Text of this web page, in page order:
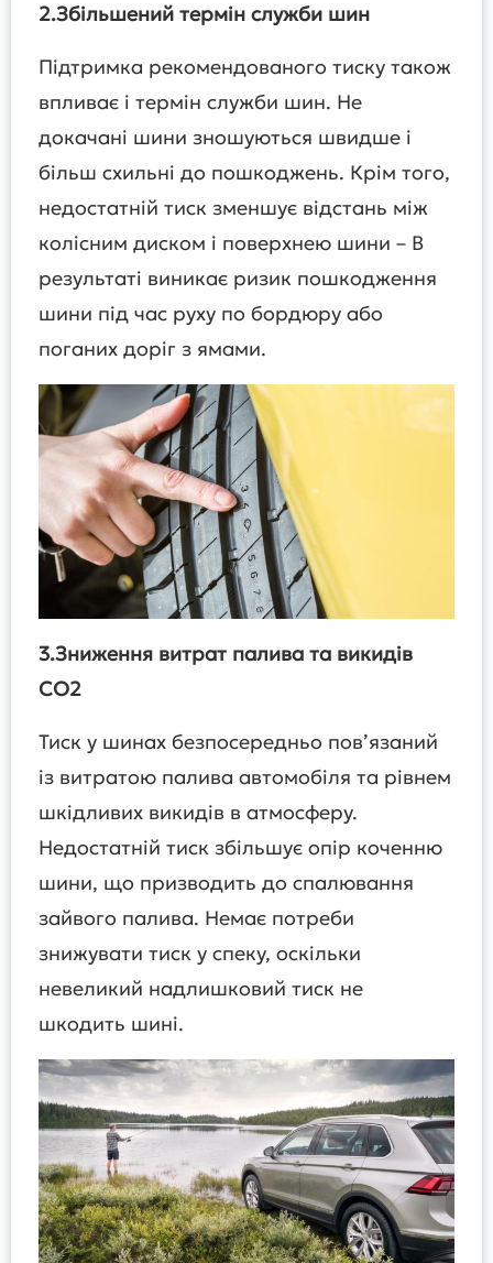
2.Збільшений термін служби шин
Підтримка рекомендованого тиску також
впливає і термін служби шин. Не
докачані шини зношуються швидше і
більш схильні до пошкоджень. Крім того,
недостатній тиск зменшує відстань між
колісним диском і поверхнею шини – В
результаті виникає ризик пошкодження
шини під час руху по бордюру або
поганих доріг з ямами.
3.Зниження витрат палива та викидів
CO2
Тиск у шинах безпосередньо пов’язаний
із витратою палива автомобіля та рівнем
шкідливих викидів в атмосферу.
Недостатній тиск збільшує опір коченню
шини, що призводить до спалювання
зайвого палива. Немає потреби
знижувати тиск у спеку, оскільки
невеликий надлишковий тиск не
шкодить шині.